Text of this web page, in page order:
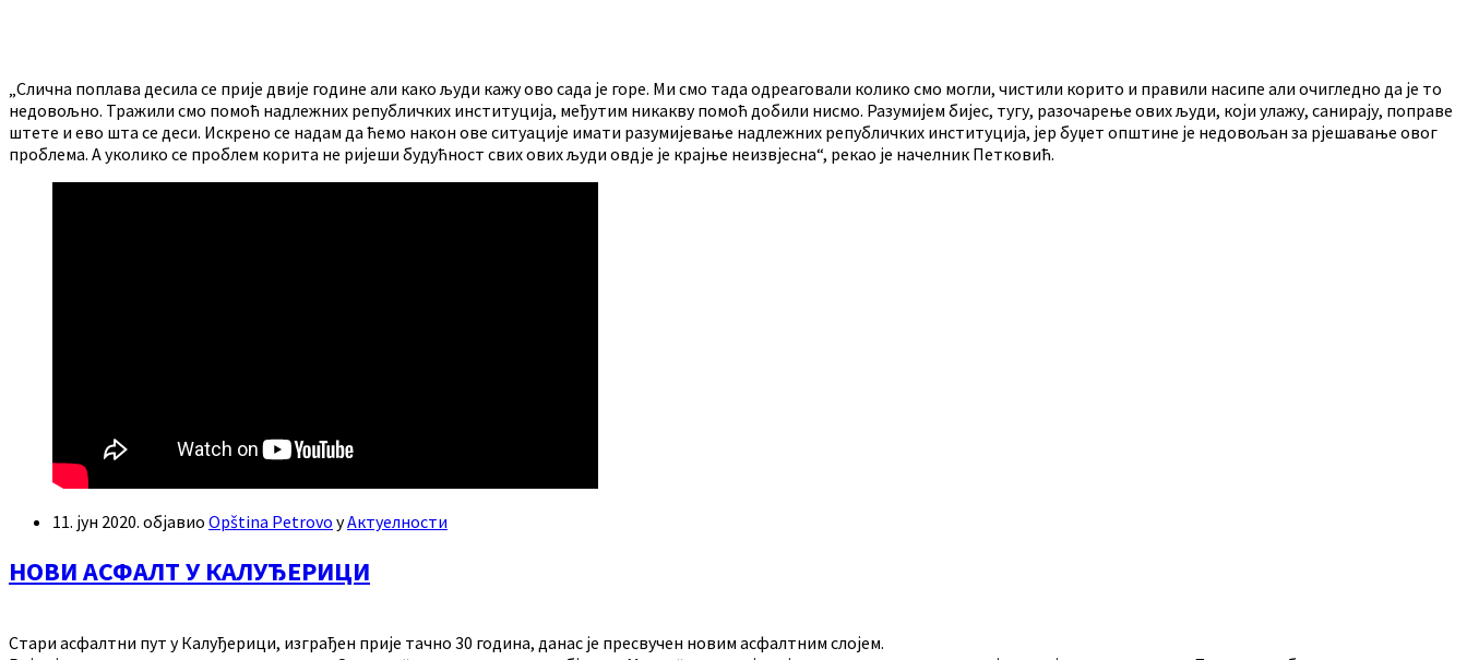
„Слична поплава десила се прије двије године али како људи кажу ово сада је горе. Ми смо тада одреаговали колико смо могли, чистили корито и правили насипе али очигледно да је то
недовољно. Тражили смо помоћ надлежних републичких институција, међутим никакву помоћ добили нисмо. Разумијем бијес, тугу, разочарење ових људи, који улажу, санирају, поправе
штете и ево шта се деси. Искрено се надам да ћемо након ове ситуације имати разумијевање надлежних републичких институција, јер буџет општине је недовољан за рјешавање овог
проблема. А уколико се проблем корита не ријеши будућност свих ових људи овдје је крајње неизвјесна“, рекао је начелник Петковић.
11. јун 2020. објавио Opština Petrovo уАктуелности
НОВИ АСФАЛТ У КАЛУЂЕРИЦИ
Стари асфалтни пут у Калуђерици, изграђен прије тачно 30 година, данас је пресвучен новим асфалтним слојем.